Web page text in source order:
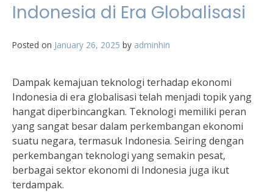
Indonesia di Era Globalisasi
Posted on January 26, 2025 by adminhin
Dampak kemajuan teknologi terhadap ekonomi
Indonesia di era globalisasi telah menjadi topik yang
hangat diperbincangkan. Teknologi memiliki peran
yang sangat besar dalam perkembangan ekonomi
suatu negara, termasuk Indonesia. Seiring dengan
perkembangan teknologi yang semakin pesat,
berbagai sektor ekonomi di Indonesia juga ikut
terdampak.